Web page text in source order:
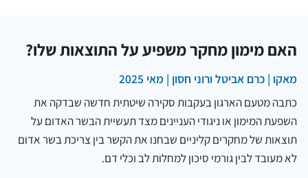
האם מימון מחקר משפיע על התוצאות שלו?
מאקו | כרם אביטל ורוני חסון | מאי 2025
כתבה מטעם הארגון בעקבות סקירה שיטתית חדשה שבדקה את
השפעת המימון או ניגודי העניינים מצד תעשיית הבשר האדום על
תוצאות של מחקרים קליניים שבחנו את הקשר בין צריכת בשר אדום
לא מעובד לבין גורמי סיכון למחלות לב וכלי דם.